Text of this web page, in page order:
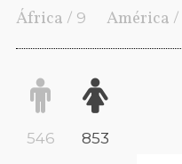
África / 9 América /
546 853